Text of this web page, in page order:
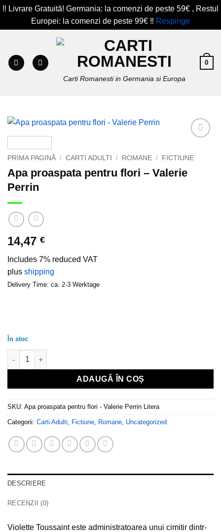
‼️ Livrare Gratuită! Germania: la comenzi de peste 59€ , Restul
Europei: la comenzi de peste 99€ ‼️ Respinge
content
Carti Romanesti in Germania si Europa
0
wishlist
PRIMA PAGINĂ / CARTI ADULTI / ROMANE / FICTIUNE
Apa proaspata pentru flori – Valerie
Perrin
14,47 €
Includes 7% reduced VAT
plus shipping
Delivery Time: ca. 2-3 Werktage
În stoc
Cantitate Apa proaspata pentru flori - Valerie Perrin
ADAUGĂ ÎN COȘ
SKU: Apa proaspata pentru flori - Valerie Perrin Litera
Categorii: Carti Adulti, Fictiune, Romane, Uncategorized
DESCRIERE
RECENZII (0)
Violette Toussaint este administratoarea unui cimitir dintr-